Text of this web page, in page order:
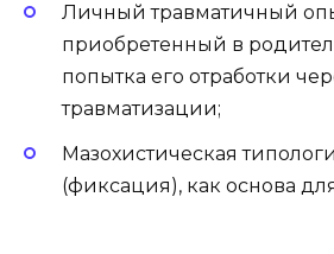
Личный травматичный
приобретенный в
попытка его отработки
травматизации;
Мазохистическая
(фиксация), как основа